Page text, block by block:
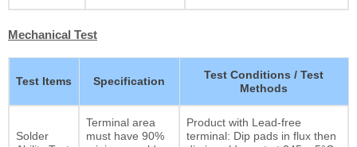
Mechanical Test
Test Items Specification
Test Conditions / Test
Methods
Solder
Terminal area
must have 90%
Product with Lead-free
terminal: Dip pads in flux then